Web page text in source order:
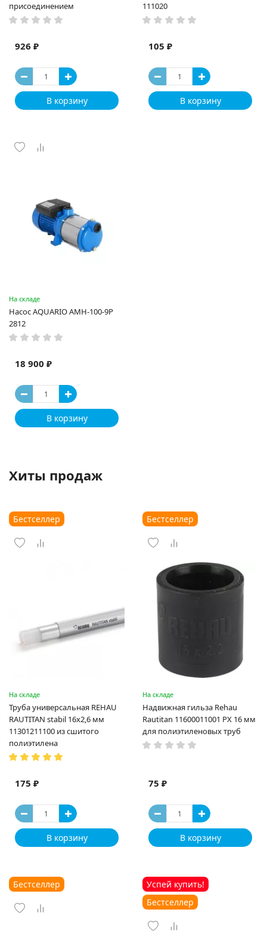
присоединением
926 ₽
В корзину
111020
105 ₽
В корзину
На складе
Насос AQUARIO АМН-100-9P
2812
18 900 ₽
В корзину
Хиты продаж
Бестселлер
На складе
Труба универсальная REHAU
RAUTITAN stabil 16х2,6 мм
11301211100 из сшитого
полиэтилена
175 ₽
В корзину
Бестселлер
На складе
Надвижная гильза Rehau
Rautitan 11600011001 PX 16 мм
для полиэтиленовых труб
75 ₽
В корзину
Бестселлер
Успей купить!
Бестселлер